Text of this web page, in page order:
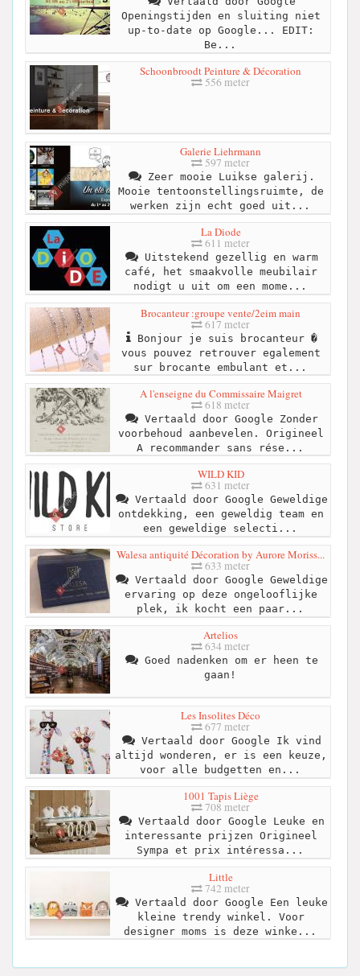
Openingstijden en sluiting niet
up-to-date op Google... EDIT:
Be...
Schoonbroodt Peinture & Décoration
556 meter
Galerie Liehrmann
597 meter
Zeer mooie Luikse galerij.
Mooie tentoonstellingsruimte, de
werken zijn echt goed uit...
La Diode
611 meter
Uitstekend gezellig en warm
café, het smaakvolle meubilair
nodigt u uit om een ​​mome...
Brocanteur :groupe vente/2eim main
617 meter
Bonjour je suis brocanteur �
vous pouvez retrouver egalement
sur brocante embulant et...
A l'enseigne du Commissaire Maigret
618 meter
Vertaald door Google Zonder
voorbehoud aanbevelen. Origineel
A recommander sans rése...
WILD KID
631 meter
Vertaald door Google Geweldige
ontdekking, een geweldig team en
een geweldige selecti...
Walesa antiquité Décoration by Aurore Moriss...
633 meter
Vertaald door Google Geweldige
ervaring op deze ongelooflijke
plek, ik kocht een paar...
Artelios
634 meter
Goed nadenken om er heen te
gaan!
Les Insolites Déco
677 meter
Vertaald door Google Ik vind
altijd wonderen, er is een keuze,
voor alle budgetten en...
1001 Tapis Liège
708 meter
Vertaald door Google Leuke en
interessante prijzen Origineel
Sympa et prix intéressa...
Little
742 meter
Vertaald door Google Een leuke
kleine trendy winkel. Voor
designer moms is deze winke...